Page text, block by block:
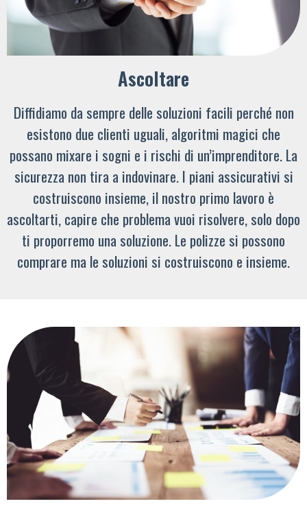
Ascoltare
Diffidiamo da sempre delle soluzioni facili perché non
esistono due clienti uguali, algoritmi magici che
possano mixare i sogni e i rischi di un’imprenditore. La
sicurezza non tira a indovinare. I piani assicurativi si
costruiscono insieme, il nostro primo lavoro è
ascoltarti, capire che problema vuoi risolvere, solo dopo
ti proporremo una soluzione. Le polizze si possono
comprare ma le soluzioni si costruiscono e insieme.